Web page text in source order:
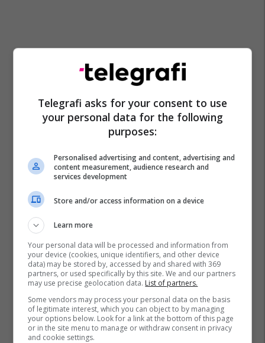
Telegrafi asks for your consent to use
your personal data for the following
purposes:
Personalised advertising and content, advertising and
content measurement, audience research and
services development
Store and/or access information on a device
Learn more
Your personal data will be processed and information from
your device (cookies, unique identifiers, and other device
data) may be stored by, accessed by and shared with 369
partners, or used specifically by this site. We and our partners
may use precise geolocation data. List of partners.
Some vendors may process your personal data on the basis
of legitimate interest, which you can object to by managing
your options below. Look for a link at the bottom of this page
or in the site menu to manage or withdraw consent in privacy
and cookie settings.